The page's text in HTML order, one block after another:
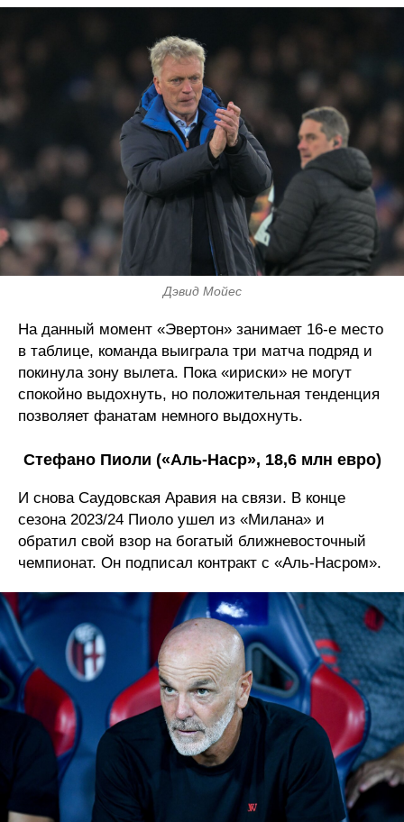
Дэвид Мойес
На данный момент «Эвертон» занимает 16-е место
в таблице, команда выиграла три матча подряд и
покинула зону вылета. Пока «ириски» не могут
спокойно выдохнуть, но положительная тенденция
позволяет фанатам немного выдохнуть.
Стефано Пиоли («Аль-Наср», 18,6 млн евро)
И снова Саудовская Аравия на связи. В конце
сезона 2023/24 Пиоло ушел из «Милана» и
обратил свой взор на богатый ближневосточный
чемпионат. Он подписал контракт с «Аль-Насром».